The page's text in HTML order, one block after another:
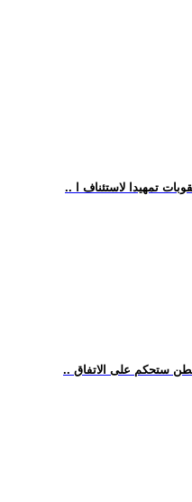
تمهيدا لاستئناف ا
ستحكم على الاتفاق